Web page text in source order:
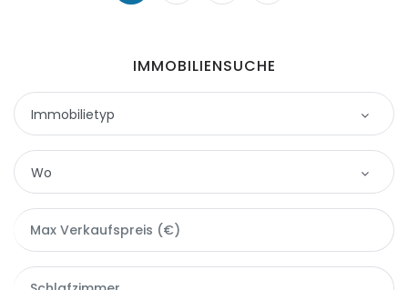
IMMOBILIENSUCHE
Immobilietyp
Apartment
Finca
Wo
Almería